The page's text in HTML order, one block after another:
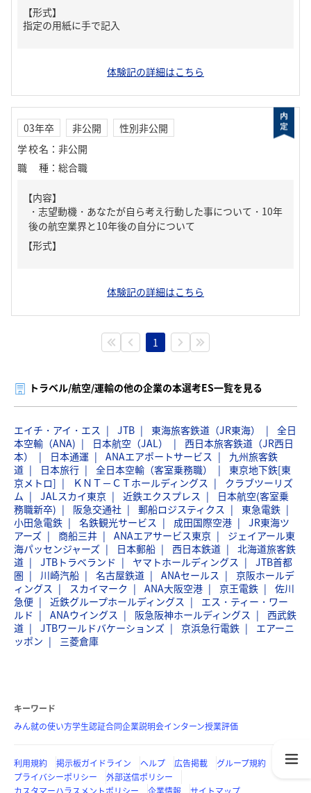
【形式】
指定の用紙に手で記入
体験記の詳細はこちら
03年卒 非公開
性別非公開
学校名 ： 非公開
職種 ： 総合職
【内容】
・志望動機・あなたが自ら考え行動した事について・10年
後の航空業界と10年後の自分について
【形式】
体験記の詳細はこちら
1
トラベル/航空/運輸の他の企業の本選考ES一覧を見る
エイチ・アイ・エス JTB 東海旅客鉄道（JR東海）
全日
本空輸（ANA)
日本航空（JAL）
西日本旅客鉄道（JR西日
本）
日本通運 ANAエアポートサービス
九州旅客鉄
道
日本旅行 全日本空輸（客室乗務職）
東京地下鉄[東
京メトロ]
ＫＮＴ－ＣＴホールディングス
クラブツーリズ
ム
JALスカイ東京 近鉄エクスプレス
日本航空(客室乗
務職新卒)
阪急交通社 郵船ロジスティクス
東急電鉄
小田急電鉄
名鉄観光サービス 成田国際空港
JR東海ツ
アーズ
商船三井 ANAエアサービス東京
ジェイアール東
海パッセンジャーズ
日本郵船 西日本鉄道
北海道旅客鉄
道
JTBトラベランド ヤマトホールディングス
JTB首都
圏
川崎汽船 名古屋鉄道 ANAセールス
京阪ホールデ
ィングス
スカイマーク ANA大阪空港 京王電鉄
佐川
急便
近鉄グループホールディングス
エス・ティー・ワー
ルド
ANAウイングス 阪急阪神ホールディングス
西武鉄
道
JTBワールドバケーションズ 京浜急行電鉄
エアーニ
ッポン
三菱倉庫
キーワード
みん就の使い方学生認証合同企業説明会インターン授業評価
利用規約 掲示板ガイドライン ヘルプ 広告掲載
グループ規約
プライバシーポリシー
外部送信ポリシー